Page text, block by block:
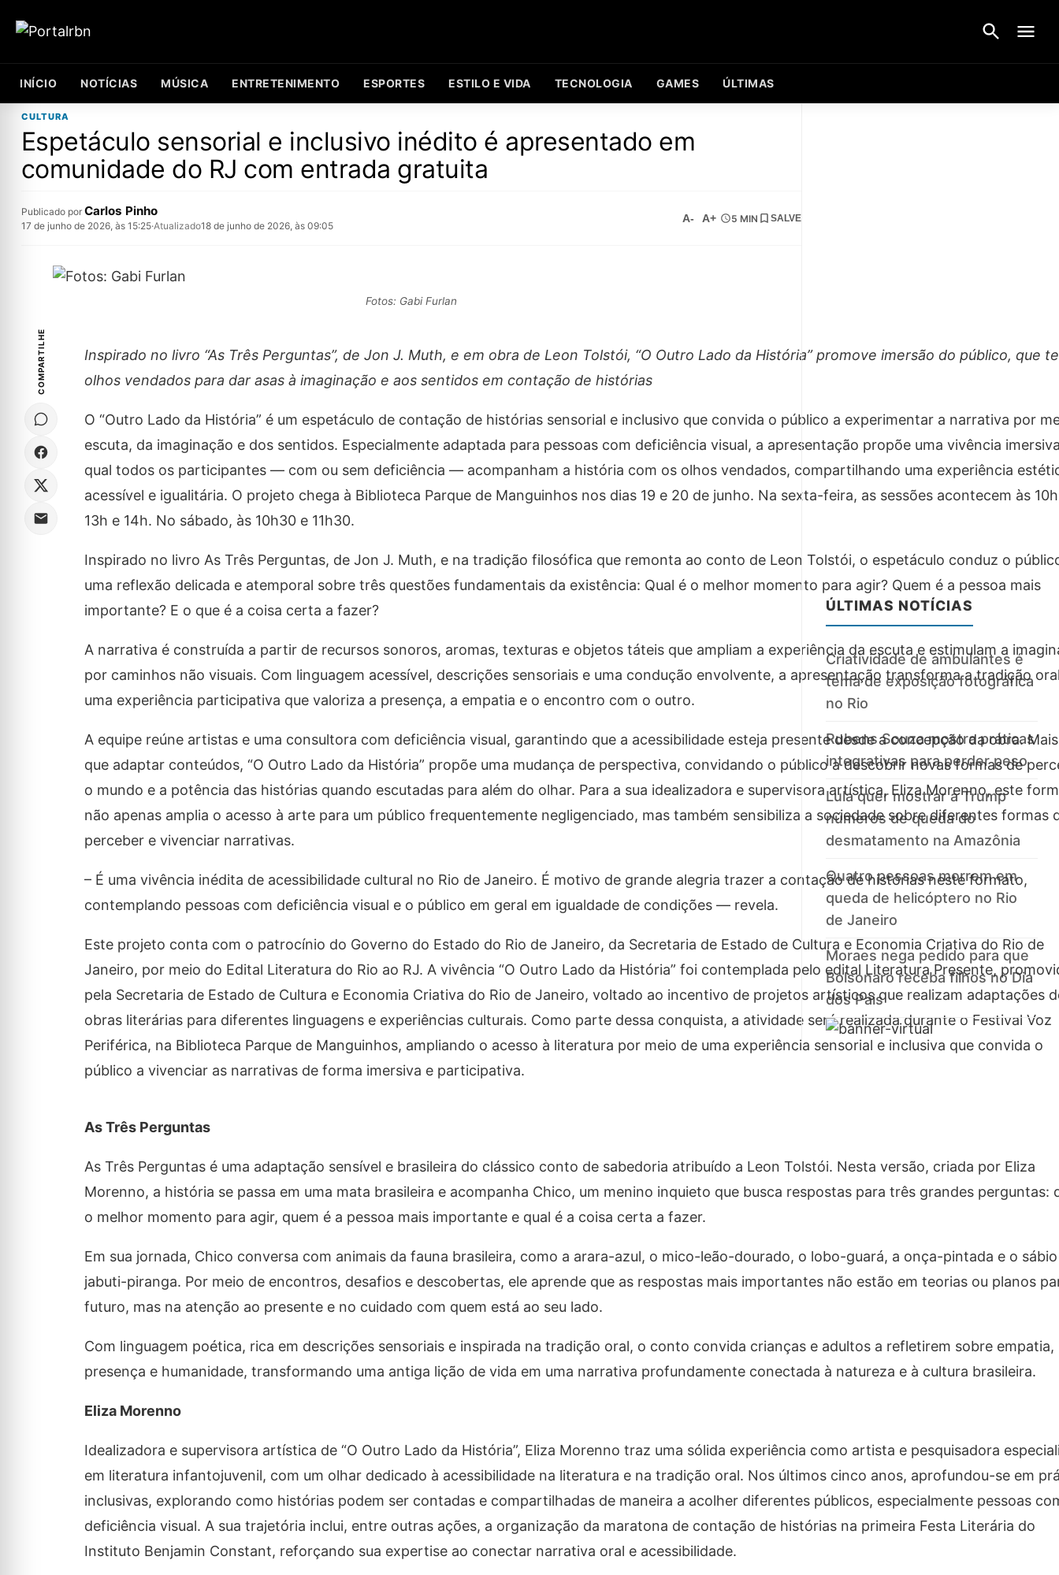
INÍCIO NOTÍCIAS MÚSICA ENTRETENIMENTO ESPORTES ESTILO E VIDA TECNOLOGIA GAMES ÚLTIMAS
CULTURA
Espetáculo sensorial e inclusivo inédito é apresentado em
comunidade do RJ com entrada gratuita
Publicado por Carlos Pinho
17 de junho de 2026, às 15:25·Atualizado18 de junho de 2026, às 09:05
A- A+ 5 MIN SALVE
Fotos: Gabi Furlan
COMPARTILHE
Inspirado no livro “As Três Perguntas”, de Jon J. Muth, e em obra de Leon Tolstói, “O Outro Lado da História” promove imersão do público, que
olhos vendados para dar asas à imaginação e aos sentidos em contação de histórias
O “Outro Lado da História” é um espetáculo de contação de histórias sensorial e inclusivo que convida o público a experimentar a narrativa por
escuta, da imaginação e dos sentidos. Especialmente adaptada para pessoas com deficiência visual, a apresentação propõe uma vivência
qual todos os participantes — com ou sem deficiência — acompanham a história com os olhos vendados, compartilhando uma experiência
acessível e igualitária. O projeto chega à Biblioteca Parque de Manguinhos nos dias 19 e 20 de junho. Na sexta-feira, as sessões acontecem às
13h e 14h. No sábado, às 10h30 e 11h30.
Inspirado no livro As Três Perguntas, de Jon J. Muth, e na tradição filosófica que remonta ao conto de Leon Tolstói, o espetáculo conduz o
uma reflexão delicada e atemporal sobre três questões fundamentais da existência: Qual é o melhor momento para agir? Quem é a pessoa mais
importante? E o que é a coisa certa a fazer?
A narrativa é construída a partir de recursos sonoros, aromas, texturas e objetos táteis que ampliam a experiência da escuta e estimulam a
por caminhos não visuais. Com linguagem acessível, descrições sensoriais e uma condução envolvente, a apresentação transforma a tradição
uma experiência participativa que valoriza a presença, a empatia e o encontro com o outro.
A equipe reúne artistas e uma consultora com deficiência visual, garantindo que a acessibilidade esteja presente desde a concepção da obra.
que adaptar conteúdos, “O Outro Lado da História” propõe uma mudança de perspectiva, convidando o público a descobrir novas formas de
o mundo e a potência das histórias quando escutadas para além do olhar. Para a sua idealizadora e supervisora artística, Eliza Morenno, este
não apenas amplia o acesso à arte para um público frequentemente negligenciado, mas também sensibiliza a sociedade sobre diferentes formas
perceber e vivenciar narrativas.
– É uma vivência inédita de acessibilidade cultural no Rio de Janeiro. É motivo de grande alegria trazer a contação de histórias neste formato,
contemplando pessoas com deficiência visual e o público em geral em igualdade de condições — revela.
Este projeto conta com o patrocínio do Governo do Estado do Rio de Janeiro, da Secretaria de Estado de Cultura e Economia Criativa do Rio de
Janeiro, por meio do Edital Literatura do Rio ao RJ. A vivência “O Outro Lado da História” foi contemplada pelo edital Literatura Presente,
pela Secretaria de Estado de Cultura e Economia Criativa do Rio de Janeiro, voltado ao incentivo de projetos artísticos que realizam adaptações
obras literárias para diferentes linguagens e experiências culturais. Como parte dessa conquista, a atividade será realizada durante o Festival Voz
Periférica, na Biblioteca Parque de Manguinhos, ampliando o acesso à literatura por meio de uma experiência sensorial e inclusiva que convida o
público a vivenciar as narrativas de forma imersiva e participativa.
As Três Perguntas
As Três Perguntas é uma adaptação sensível e brasileira do clássico conto de sabedoria atribuído a Leon Tolstói. Nesta versão, criada por Eliza
Morenno, a história se passa em uma mata brasileira e acompanha Chico, um menino inquieto que busca respostas para três grandes perguntas:
o melhor momento para agir, quem é a pessoa mais importante e qual é a coisa certa a fazer.
Em sua jornada, Chico conversa com animais da fauna brasileira, como a arara-azul, o mico-leão-dourado, o lobo-guará, a onça-pintada e o sábio
jabuti-piranga. Por meio de encontros, desafios e descobertas, ele aprende que as respostas mais importantes não estão em teorias ou planos
futuro, mas na atenção ao presente e no cuidado com quem está ao seu lado.
Com linguagem poética, rica em descrições sensoriais e inspirada na tradição oral, o conto convida crianças e adultos a refletirem sobre empatia,
presença e humanidade, transformando uma antiga lição de vida em uma narrativa profundamente conectada à natureza e à cultura brasileira.
Eliza Morenno
Idealizadora e supervisora artística de “O Outro Lado da História”, Eliza Morenno traz uma sólida experiência como artista e pesquisadora
em literatura infantojuvenil, com um olhar dedicado à acessibilidade na literatura e na tradição oral. Nos últimos cinco anos, aprofundou-se em
inclusivas, explorando como histórias podem ser contadas e compartilhadas de maneira a acolher diferentes públicos, especialmente pessoas
deficiência visual. A sua trajetória inclui, entre outras ações, a organização da maratona de contação de histórias na primeira Festa Literária do
Instituto Benjamin Constant, reforçando sua expertise ao conectar narrativa oral e acessibilidade.
ÚLTIMAS NOTÍCIAS
Criatividade de ambulantes é
tema de exposição fotográfica
no Rio
Rubens Souza mostra práticas
integrativas para perder peso
Lula quer mostrar a Trump
números de queda do
desmatamento na Amazônia
Quatro pessoas morrem em
queda de helicóptero no Rio
de Janeiro
Moraes nega pedido para que
Bolsonaro receba filhos no Dia
dos Pais